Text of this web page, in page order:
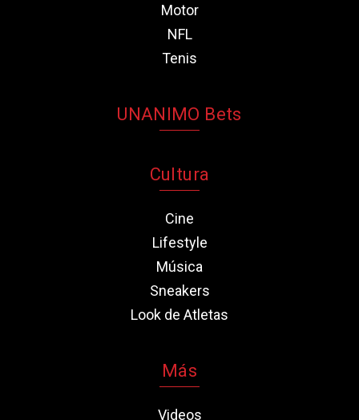
Motor
NFL
Tenis
UNANIMO Bets
Cultura
Cine
Lifestyle
Música
Sneakers
Look de Atletas
Más
Videos